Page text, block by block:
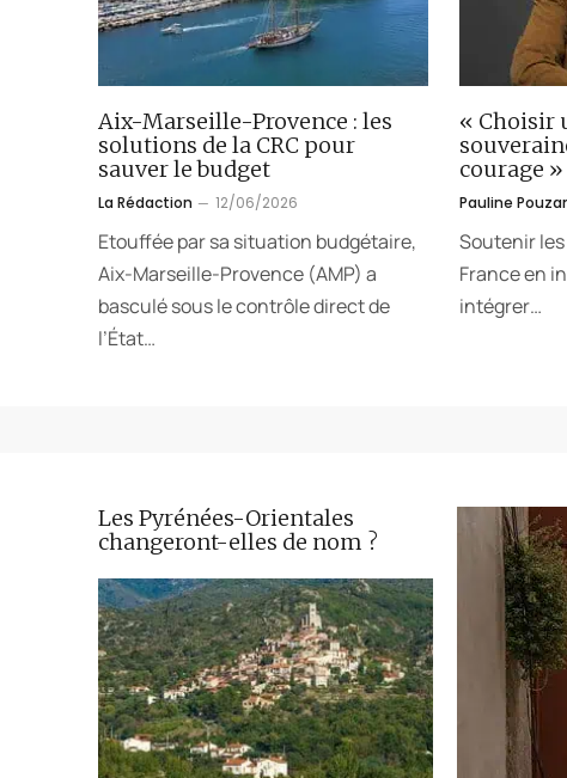
Aix-Marseille-Provence : les
solutions de la CRC pour
sauver le budget
La Rédaction 12/06/2026
Etouffée par sa situation budgétaire,
Aix-Marseille-Provence (AMP) a
basculé sous le contrôle direct de
l’État…
« Choisir
courage »
Pauline
Soutenir
France en
intégrer…
Les Pyrénées-Orientales
changeront-elles de nom ?